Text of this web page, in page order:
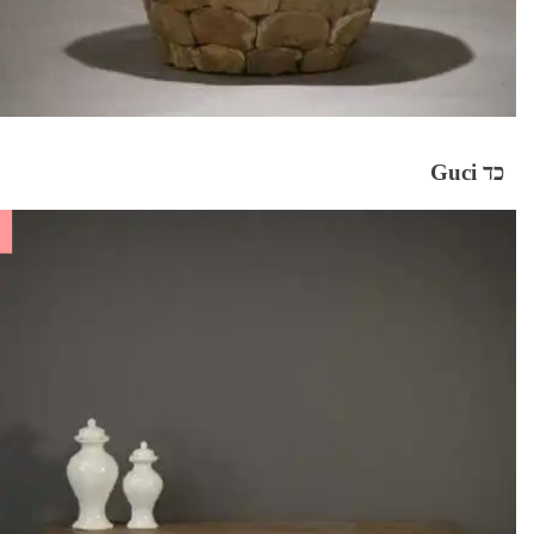
כד Guci